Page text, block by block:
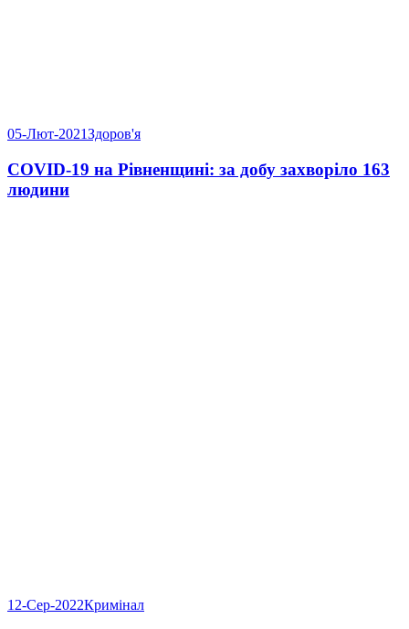
05-Лют-2021Здоров'я
COVID-19 на Рівненщині: за добу захворіло 163
людини
12-Сер-2022Кримінал